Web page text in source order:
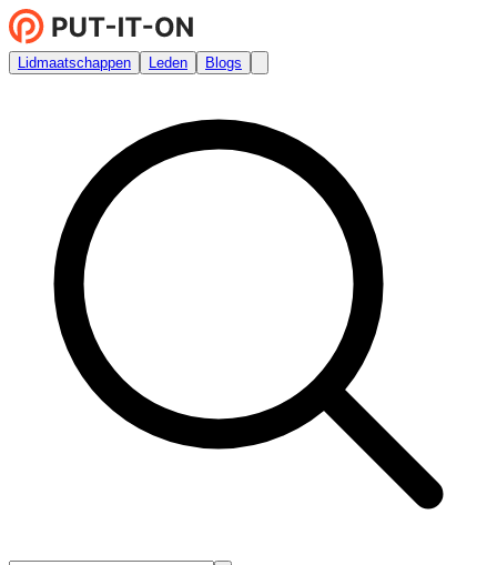
Lidmaatschappen Leden Blogs